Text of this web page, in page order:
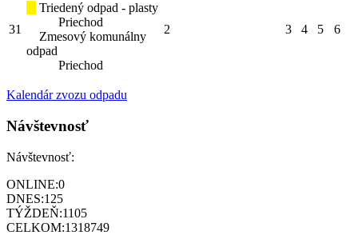
31
Triedený odpad - plasty
Priechod
Zmesový komunálny
odpad
Priechod
2 3 4 5 6
Kalendár zvozu odpadu
Návštevnosť
Návštevnosť:
ONLINE:0
DNES:125
TÝŽDEŇ:1105
CELKOM:1318749